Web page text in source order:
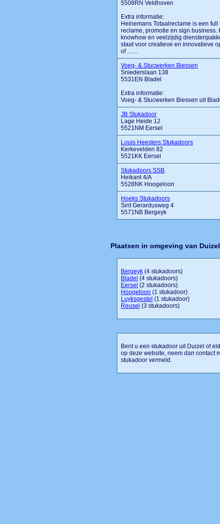
5508RN Veldhoven
Extra informatie:
Heinemans Totaalreclame is een
reclame, promotie en sign
knowhow en veelzijdig
staat voor creatieve en innovatieve
of .......
Voeg- & Stucwerken Biessen
Sniederslaan 138
5531EN Bladel
Extra informatie:
Voeg- & Stucwerken Biessen uit
JB Stukadoor
Lage Heide 12
5521NM Eersel
Louis Heesters Stukadoors
Kerkevelden 82
5521KK Eersel
Stukadoors SSB
Heikant 4/A
5528NK Hoogeloon
Hoeks Stukadoors
Sint Gerardusweg 4
5571NB Bergeyk
Plaatsen in omgeving van Duizel
Bergeyk (4 stukadoors)
Bladel (4 stukadoors)
Eersel (2 stukadoors)
Hoogeloon (1 stukadoor)
Luyksgestel (1 stukadoor)
Reusel (3 stukadoors)
Bent u een stukadoor uit Duizel of
op deze website, neem dan contact
stukadoor vermeld.